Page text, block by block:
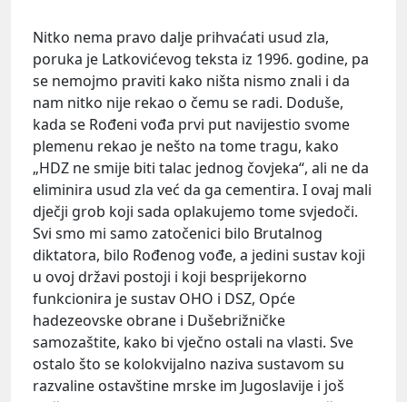
Nitko nema pravo dalje prihvaćati usud zla,
poruka je Latkovićevog teksta iz 1996. godine, pa
se nemojmo praviti kako ništa nismo znali i da
nam nitko nije rekao o čemu se radi. Doduše,
kada se Rođeni vođa prvi put navijestio svome
plemenu rekao je nešto na tome tragu, kako
„HDZ ne smije biti talac jednog čovjeka“, ali ne da
eliminira usud zla već da ga cementira. I ovaj mali
dječji grob koji sada oplakujemo tome svjedoči.
Svi smo mi samo zatočenici bilo Brutalnog
diktatora, bilo Rođenog vođe, a jedini sustav koji
u ovoj državi postoji i koji besprijekorno
funkcionira je sustav OHO i DSZ, Opće
hadezeovske obrane i Dušebrižničke
samozaštite, kako bi vječno ostali na vlasti. Sve
ostalo što se kolokvijalno naziva sustavom su
razvaline ostavštine mrske im Jugoslavije i još